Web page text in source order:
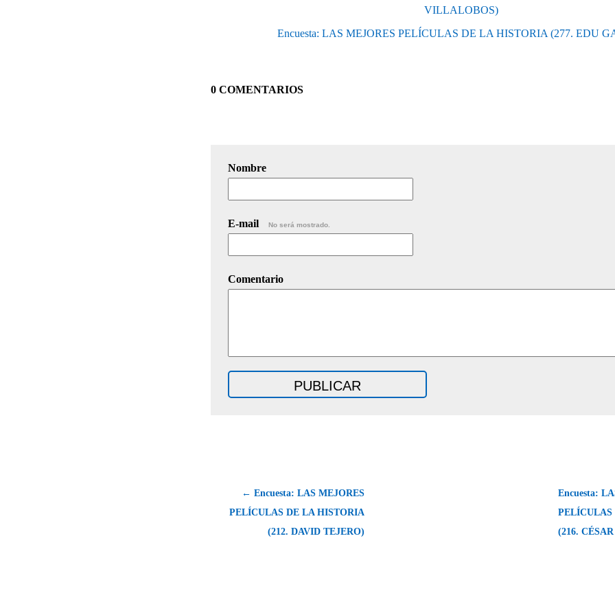
VILLALOBOS)
Encuesta: LAS MEJORES PELÍCULAS DE LA HISTORIA (277. EDU
0 COMENTARIOS
Nombre
E-mail No será mostrado.
Comentario
← Encuesta: LAS MEJORES
PELÍCULAS DE LA HISTORIA
(212. DAVID TEJERO)
Encuesta:
PELÍCULAS
(216.